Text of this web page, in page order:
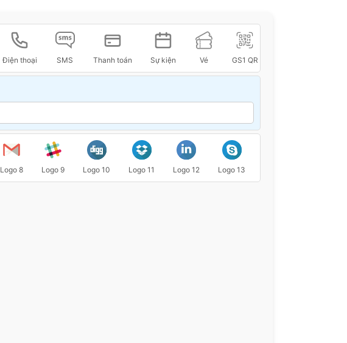
Điện thoại SMS Thanh toán Sự kiện Vé GS1 QR
Logo 8 Logo 9 Logo 10 Logo 11 Logo 12 Logo 13